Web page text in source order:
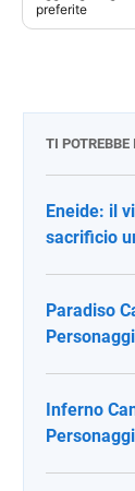
preferite
TI POTREBBE
Eneide: il
sacrificio
Paradiso
Personaggi
Inferno
Personaggi